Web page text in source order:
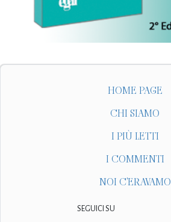
HOME PAGE
CHI SIAMO
I PIÙ LETTI
I COMMENTI
NOI C'ERAVAMO
SEGUICI SU